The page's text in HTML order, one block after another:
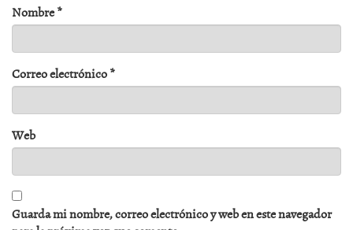
Nombre*
Correo electrónico*
Web
Guarda mi nombre, correo electrónico y web en este navegador